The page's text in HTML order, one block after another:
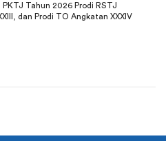
Tahun 2026 Prodi RSTJ
dan Prodi TO Angkatan XXXIV